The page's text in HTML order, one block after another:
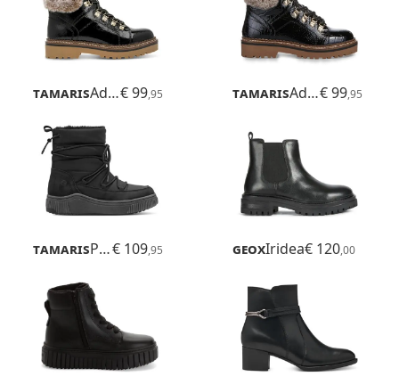
Tamaris Adalena€ 99,95 Tamaris Adalena€ 99,95
Tamaris Pote€ 109,95 GeoxIridea€ 120,00